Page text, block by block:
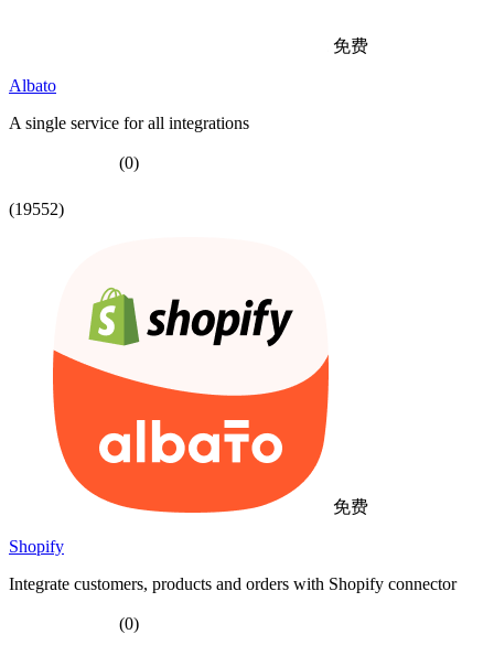
免费
Albato
A single service for all integrations
(0)
(19552)
免费
Shopify
Integrate customers, products and orders with Shopify connector
(0)